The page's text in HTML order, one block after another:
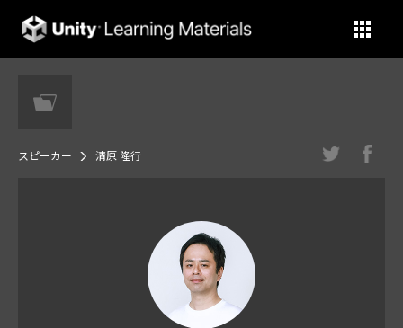
Unity Learning Materials
スピーカー 清原 隆行